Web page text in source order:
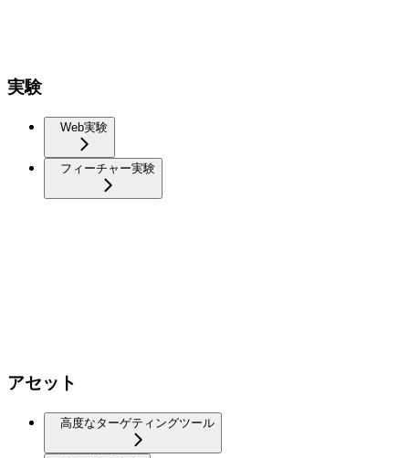
実験
Web実験
フィーチャー実験
アセット
高度なターゲティングツール